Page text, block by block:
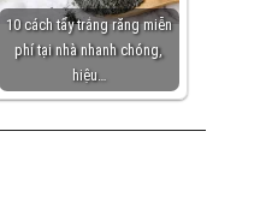
10 cách tẩy trắng răng miễn
phí tại nhà nhanh chóng,
hiệu…